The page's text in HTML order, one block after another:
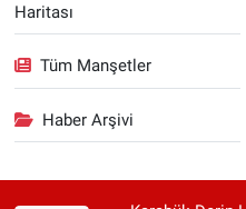
Haritası
Tüm Manşetler
Haber Arşivi